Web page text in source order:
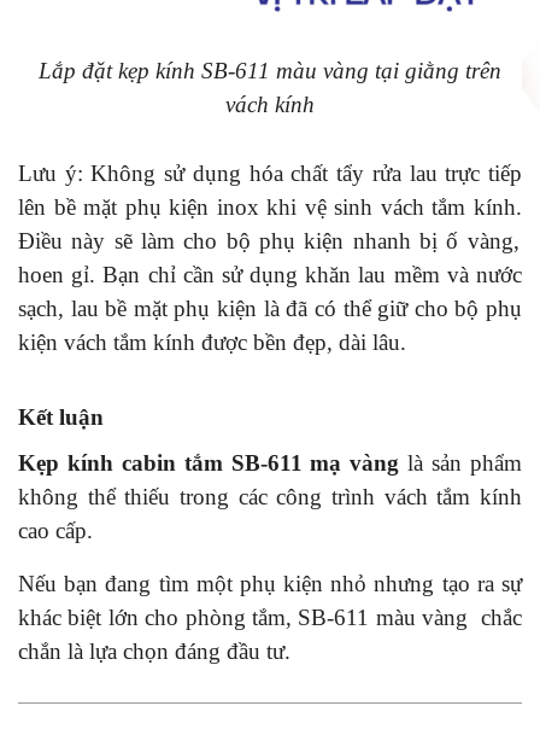
Lắp đặt kẹp kính SB-611 màu vàng tại giằng trên
vách kính
Lưu ý: Không sử dụng hóa chất tẩy rửa lau trực tiếp
lên bề mặt phụ kiện inox khi vệ sinh vách tắm kính.
Điều này sẽ làm cho bộ phụ kiện nhanh bị ố vàng,
hoen gỉ. Bạn chỉ cần sử dụng khăn lau mềm và nước
sạch, lau bề mặt phụ kiện là đã có thể giữ cho bộ phụ
kiện vách tắm kính được bền đẹp, dài lâu.
Kết luận
Kẹp kính cabin tắm SB-611 mạ vàng là sản phẩm
không thể thiếu trong các công trình vách tắm kính
cao cấp.
Nếu bạn đang tìm một phụ kiện nhỏ nhưng tạo ra sự
khác biệt lớn cho phòng tắm, SB-611 màu vàng chắc
chắn là lựa chọn đáng đầu tư.